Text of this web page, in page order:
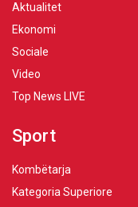
Aktualitet
Ekonomi
Sociale
Video
Top News LIVE
Sport
Kombëtarja
Kategoria Superiore